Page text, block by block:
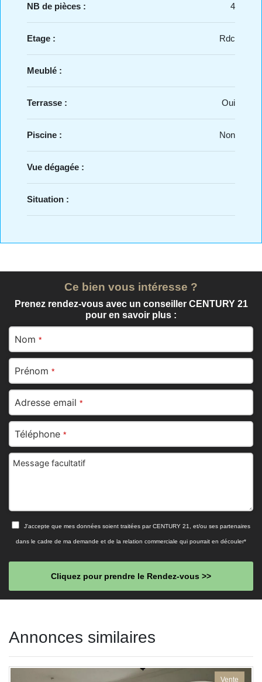
NB de pièces : 4
Etage : Rdc
Meublé :
Terrasse : Oui
Piscine : Non
Vue dégagée :
Situation :
Ce bien vous intéresse ?
Prenez rendez-vous avec un conseiller CENTURY 21
pour en savoir plus :
Nom *
Prénom *
Adresse email *
Téléphone *
Message facultatif
J'accepte que mes données soient traitées par CENTURY 21, et/ou ses partenaires
dans le cadre de ma demande et de la relation commerciale qui pourrait en découler*
Cliquez pour prendre le Rendez-vous >>
should
Annonces similaires
Vente